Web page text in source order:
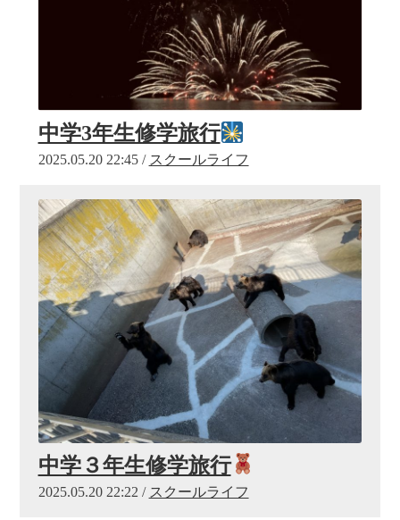
中学3年生修学旅行
2025.05.20 22:45 / スクールライフ
中学３年生修学旅行
2025.05.20 22:22 / スクールライフ